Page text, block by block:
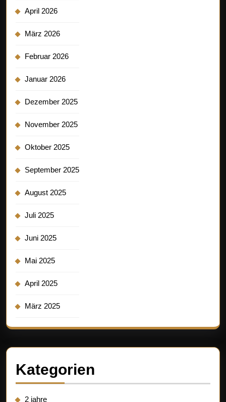
April 2026
März 2026
Februar 2026
Januar 2026
Dezember 2025
November 2025
Oktober 2025
September 2025
August 2025
Juli 2025
Juni 2025
Mai 2025
April 2025
März 2025
Kategorien
2 jahre